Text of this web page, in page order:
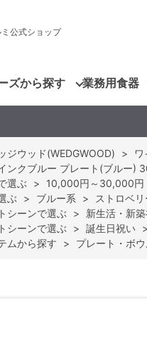
公式ショップ
ズから探す 業務用食器
ジウッド(WEDGWOOD) >
ンクブルー プレート(ブルー)
選ぶ > 10,000円～30,000円
ぶ > ブルー系 >
ストロベ
シーンで選ぶ > 新生活・新
シーンで選ぶ > 誕生日祝い >
ムから探す > プレート・ボ